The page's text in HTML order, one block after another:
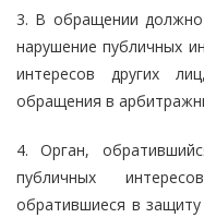
3. В обращении
нарушение публичных
интересов других
обращения в
4. Орган,
публичных
обратившиеся в